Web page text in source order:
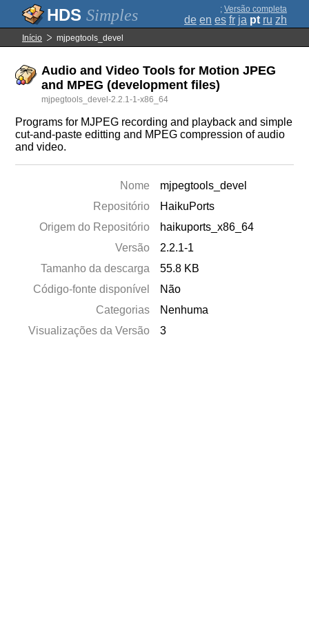
Simples ; Versão completa
de en es fr ja pt ru zh
Início mjpegtools_devel
Audio and Video Tools for Motion JPEG
and MPEG (development files)
mjpegtools_devel-2.2.1-1-x86_64
Programs for MJPEG recording and playback and simple
cut-and-paste editting and MPEG compression of audio
and video.
Nome
mjpegtools_devel
Repositório
HaikuPorts
Origem do Repositório
haikuports_x86_64
Versão
2.2.1-1
Tamanho da descarga
55.8 KB
Código-fonte disponível
Não
Categorias
Nenhuma
Visualizações da Versão
3